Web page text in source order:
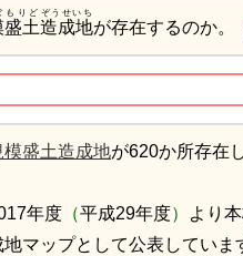
盛土
もりど
造成地
ぞうせいち
が存在するのか。
模盛土造成地が620か所存在
年度 （平成29年度） より
マップとして公表していま